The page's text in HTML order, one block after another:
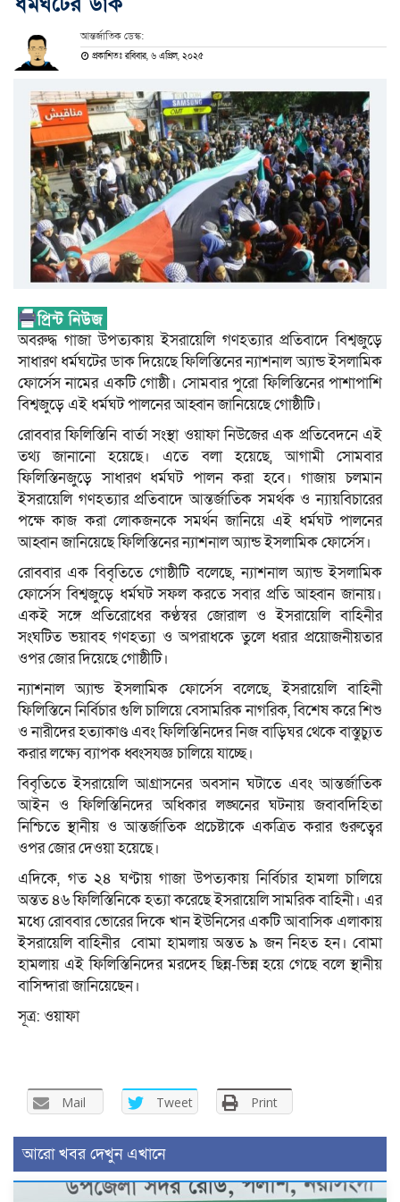
আন্তর্জাতিক ডেস্ক:
প্রকাশিতঃ রবিবার, ৬ এপ্রিল, ২০২৫
অবরুদ্ধ গাজা উপত্যকায় ইসরায়েলি গণহত্যার প্রতিবাদে বিশ্বজুড়ে
সাধারণ ধর্মঘটের ডাক দিয়েছে ফিলিস্তিনের ন্যাশনাল অ্যান্ড ইসলামিক
ফোর্সেস নামের একটি গোষ্ঠী। সোমবার পুরো ফিলিস্তিনের পাশাপাশি
বিশ্বজুড়ে এই ধর্মঘট পালনের আহ্বান জানিয়েছে গোষ্ঠীটি।
রোববার ফিলিস্তিনি বার্তা সংস্থা ওয়াফা নিউজের এক প্রতিবেদনে এই
তথ্য জানানো হয়েছে। এতে বলা হয়েছে, আগামী সোমবার
ফিলিস্তিনজুড়ে সাধারণ ধর্মঘট পালন করা হবে। গাজায় চলমান
ইসরায়েলি গণহত্যার প্রতিবাদে আন্তর্জাতিক সমর্থক ও ন্যায়বিচারের
পক্ষে কাজ করা লোকজনকে সমর্থন জানিয়ে এই ধর্মঘট পালনের
আহ্বান জানিয়েছে ফিলিস্তিনের ন্যাশনাল অ্যান্ড ইসলামিক ফোর্সেস।
রোববার এক বিবৃতিতে গোষ্ঠীটি বলেছে, ন্যাশনাল অ্যান্ড ইসলামিক
ফোর্সেস বিশ্বজুড়ে ধর্মঘট সফল করতে সবার প্রতি আহ্বান জানায়।
একই সঙ্গে প্রতিরোধের কণ্ঠস্বর জোরাল ও ইসরায়েলি বাহিনীর
সংঘটিত ভয়াবহ গণহত্যা ও অপরাধকে তুলে ধরার প্রয়োজনীয়তার
ওপর জোর দিয়েছে গোষ্ঠীটি।
ন্যাশনাল অ্যান্ড ইসলামিক ফোর্সেস বলেছে, ইসরায়েলি বাহিনী
ফিলিস্তিনে নির্বিচার গুলি চালিয়ে বেসামরিক নাগরিক, বিশেষ করে শিশু
ও নারীদের হত্যাকাণ্ড এবং ফিলিস্তিনিদের নিজ বাড়িঘর থেকে বাস্তুচ্যুত
করার লক্ষ্যে ব্যাপক ধ্বংসযজ্ঞ চালিয়ে যাচ্ছে।
বিবৃতিতে ইসরায়েলি আগ্রাসনের অবসান ঘটাতে এবং আন্তর্জাতিক
আইন ও ফিলিস্তিনিদের অধিকার লঙ্ঘনের ঘটনায় জবাবদিহিতা
নিশ্চিতে স্থানীয় ও আন্তর্জাতিক প্রচেষ্টাকে একত্রিত করার গুরুত্বের
ওপর জোর দেওয়া হয়েছে।
এদিকে, গত ২৪ ঘণ্টায় গাজা উপত্যকায় নির্বিচার হামলা চালিয়ে
অন্তত ৪৬ ফিলিস্তিনিকে হত্যা করেছে ইসরায়েলি সামরিক বাহিনী। এর
মধ্যে রোববার ভোরের দিকে খান ইউনিসের একটি আবাসিক এলাকায়
ইসরায়েলি বাহিনীর বোমা হামলায় অন্তত ৯ জন নিহত হন। বোমা
হামলায় এই ফিলিস্তিনিদের মরদেহ ছিন্ন-ভিন্ন হয়ে গেছে বলে স্থানীয়
বাসিন্দারা জানিয়েছেন।
সূত্র: ওয়াফা
Mail Tweet Print
আরো খবর দেখুন এখানে